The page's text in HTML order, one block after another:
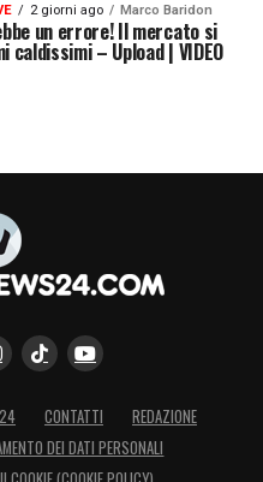
2 giorni ago Marco Baridon
un errore! Il mercato si
caldissimi – Upload | VIDEO
CONTATTI
REDAZIONE
DEI DATI PERSONALI